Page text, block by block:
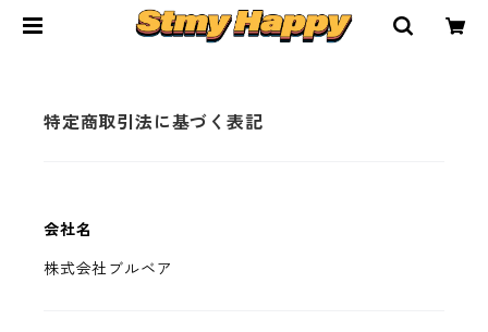
特定商取引法に基づく表記
会社名
株式会社ブルベア